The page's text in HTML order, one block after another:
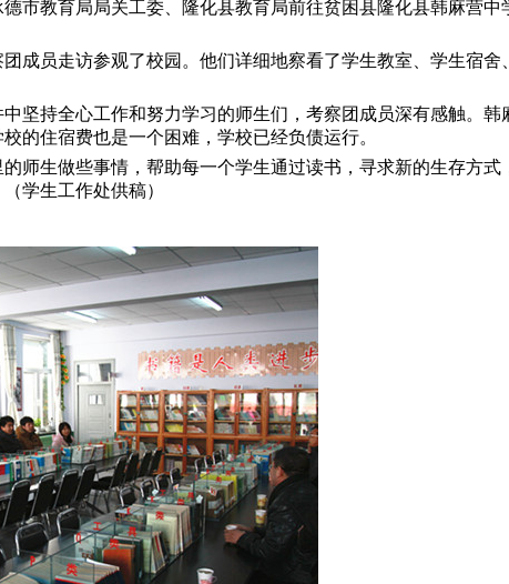
教育局局关工委、隆化县教育局前往贫困县隆化县韩麻营中
员走访参观了校园。他们详细地察看了学生教室、学生宿舍
持全心工作和努力学习的师生们，考察团成员深有感触。韩
的住宿费也是一个困难，学校已经负债运行。
生做些事情，帮助每一个学生通过读书，寻求新的生存方式
学生工作处供稿）